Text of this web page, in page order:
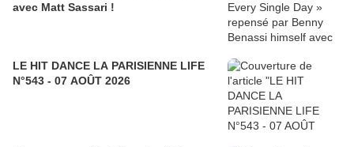
avec Matt Sassari !
LE HIT DANCE LA PARISIENNE LIFE
N°543 - 07 AOÛT 2026